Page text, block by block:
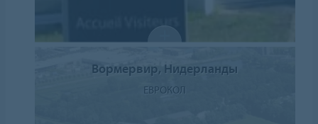
Вормервир, Нидерланды
ЕВРОКОЛ